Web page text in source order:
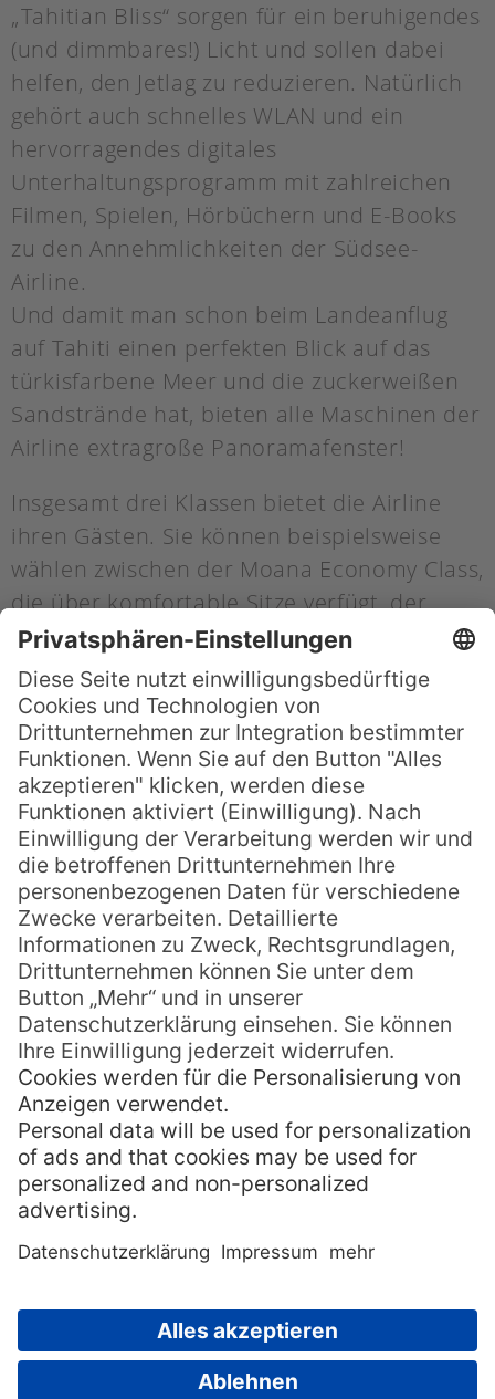
„Tahitian Bliss“ sorgen für ein beruhigendes
(und dimmbares!) Licht und sollen dabei
helfen, den Jetlag zu reduzieren. Natürlich
gehört auch schnelles WLAN und ein
hervorragendes digitales
Unterhaltungsprogramm mit zahlreichen
Filmen, Spielen, Hörbüchern und E-Books
zu den Annehmlichkeiten der Südsee-
Airline.
Und damit man schon beim Landeanflug
auf Tahiti einen perfekten Blick auf das
türkisfarbene Meer und die zuckerweißen
Sandstrände hat, bieten alle Maschinen der
Airline extragroße Panoramafenster!
Insgesamt drei Klassen bietet die Airline
ihren Gästen. Sie können beispielsweise
wählen zwischen der Moana Economy Class,
die über komfortable Sitze verfügt, der
noch etwas geräumigeren Moana Premium
Class und der besonders luxuriösen
Poerava Business Class, deren Sitze zu
einem Bett ausgebaut werden können.